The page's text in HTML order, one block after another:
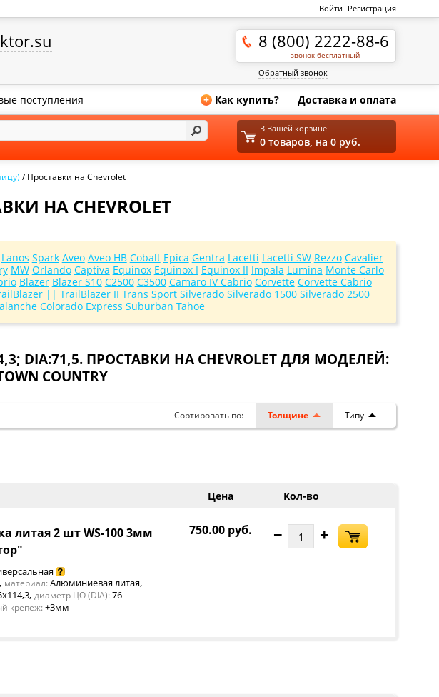
Войти Регистрация
8 (800) 2222-88-6
звонок бесплатный
Обратный звонок
поступления + Как купить? Доставка и оплата
/Проставки на Chevrolet
НА CHEVROLET
Lanos Spark Aveo Aveo HB Cobalt Epica Gentra Lacetti Lacetti SW Rezzo Cavalier
MW Orlando Captiva Equinox Equinox I Equinox II Impala Lumina Monte Carlo
Blazer Blazer S10 C2500 C3500 Camaro IV Cabrio Corvette Corvette Cabrio
|| TrailBlazer II Trans Sport Silverado Silverado 1500 Silverado 2500
Colorado Express Suburban Tahoe
DIA:71,5. ПРОСТАВКИ НА CHEVROLET ДЛЯ МОДЕЛЕЙ:
COUNTRY
Сортировать по: Толщине Типу
Кол-во
Цена
− +
750.00 руб.
литая 2 шт WS-100 3мм
, материал: Алюминиевая литая,
,диаметр ЦО (DIA): 76
крепеж: +3мм
В Вашей корзине
0 товаров, на 0 руб.